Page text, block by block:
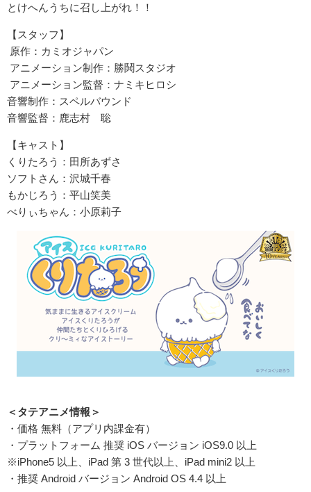
とけへんうちに召し上がれ！！
【スタッフ】
原作：カミオジャパン
アニメーション制作：勝鬨スタジオ
アニメーション監督：ナミキヒロシ
音響制作：スペルバウンド
音響監督：鹿志村 聡
【キャスト】
くりたろう：田所あずさ
ソフトさん：沢城千春
もかじろう：平山笑美
べりぃちゃん：小原莉子
＜タテアニメ情報＞
・価格 無料（アプリ内課金有）
・プラットフォーム 推奨 iOS バージョン iOS9.0 以上
※iPhone5 以上、iPad 第 3 世代以上、iPad mini2 以上
・推奨 Android バージョン Android OS 4.4 以上